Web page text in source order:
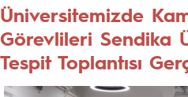
Üniversitemizde
Görevlileri Sendika
Tespit Toplantısı